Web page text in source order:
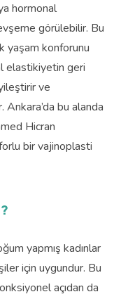
hormonal
görülebilir. Bu
yaşam konforunu
elastikiyetin geri
ve
bu alanda
Hicran
bir vajinoplasti
yapmış kadınlar
için uygundur. Bu
açıdan da